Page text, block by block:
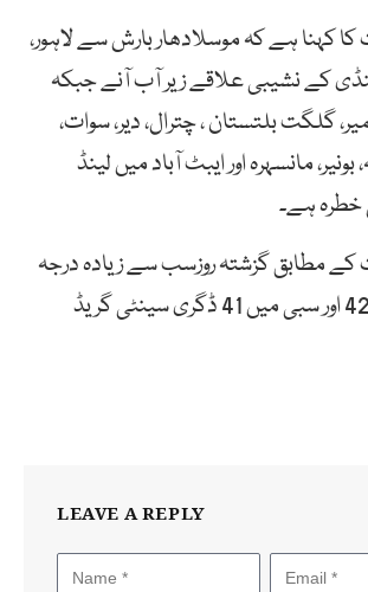
کہنا ہے کہ موسلادھار بارش سے لاہور،
کے نشیبی علاقے زیر آب آنے جبکہ
گلگت بلتستان ، چترال، دیر، سوات،
مانسہرہ اور ایبٹ آباد میں لینڈ
خطرہ ہے۔
مطابق گزشتہ روزسب سے زیادہ درجہ
حرارت تربت میں 42 اور سبی میں 41 ڈگری سینٹی گریڈ
LEAVE A REPLY